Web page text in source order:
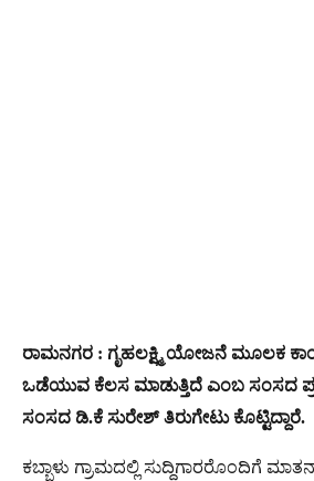
ರಾಮನಗರ : ಗೃಹಲಕ್ಷ್ಮಿ ಯೋಜನೆ ಮೂಲಕ
ಒಡೆಯುವ ಕೆಲಸ ಮಾಡುತ್ತಿದೆ ಎಂಬ ಸಂಸದ
ಸಂಸದ ಡಿ.ಕೆ‌ ಸುರೇಶ್ ತಿರುಗೇಟು ಕೊಟ್ಟಿದ್ದಾರೆ.
ಕಬ್ಬಾಳು ಗ್ರಾಮದಲ್ಲಿ ಸುದ್ದಿಗಾರರೊಂದಿಗೆ